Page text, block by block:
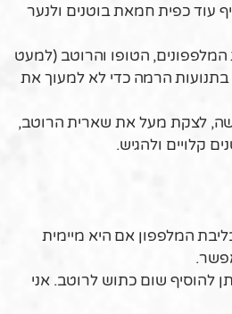
עוד כפית חמאת בוטנים ולנער
הטופו והרוטב (למעט
בתנועות הרמה כדי לא למעוך את
לצקת מעל את שארית הרוטב,
קלויים ולהגיש.
המלפפון אם היא מיימית
להוסיף שום כתוש לרוטב. אני